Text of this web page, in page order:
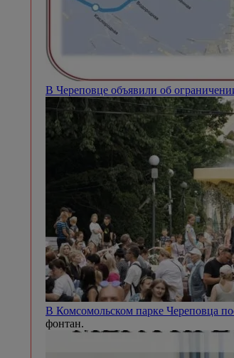
В Череповце объявили об
В Комсомольском парке Череповца
фонтан.